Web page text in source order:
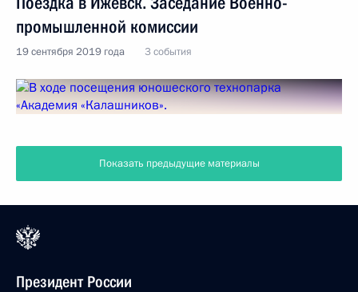
промышленной комиссии
19 сентября 2019 года 3 события
Показать предыдущие материалы
Президент России